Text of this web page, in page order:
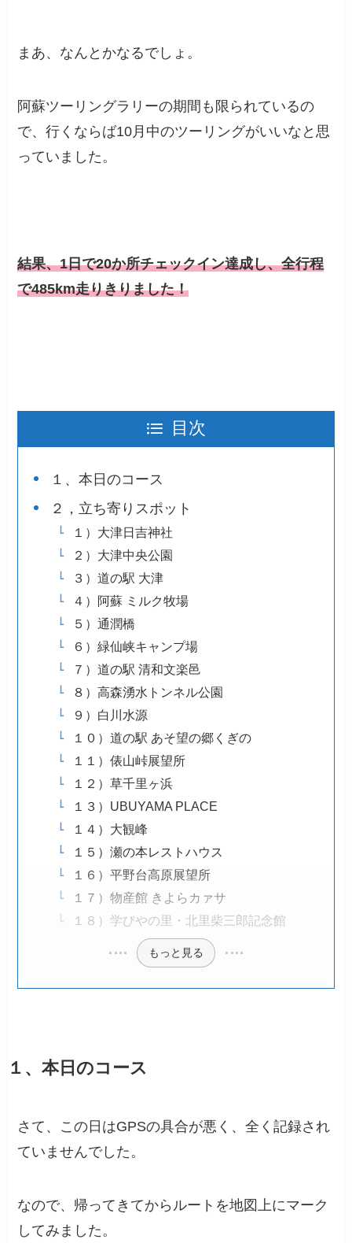
まあ、なんとかなるでしょ。
阿蘇ツーリングラリーの期間も限られているの
で、行くならば10月中のツーリングがいいなと思
っていました。
結果、1日で20か所チェックイン達成し、全行程
で485km走りきりました！
目次
１、本日のコース
２，立ち寄りスポット
１）大津日吉神社
２）大津中央公園
３）道の駅 大津
４）阿蘇 ミルク牧場
５）通潤橋
６）緑仙峡キャンプ場
７）道の駅 清和文楽邑
８）高森湧水トンネル公園
９）白川水源
１０）道の駅 あそ望の郷くぎの
１１）俵山峠展望所
１２）草千里ヶ浜
１３）UBUYAMA PLACE
１４）大観峰
１５）瀬の本レストハウス
１６）平野台高原展望所
１７）物産館 きよらカァサ
１８）学びやの里・北里柴三郎記念館
もっと見る
１、本日のコース
さて、この日はGPSの具合が悪く、全く記録され
ていませんでした。
なので、帰ってきてからルートを地図上にマーク
してみました。